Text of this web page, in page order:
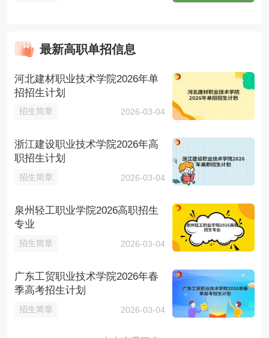
最新高职单招信息
河北建材职业技术学院2026年单
招招生计划
招生简章 2026-03-04
浙江建设职业技术学院2026年高
职招生计划
招生简章 2026-03-04
泉州轻工职业学院2026高职招生
专业
招生简章 2026-03-04
广东工贸职业技术学院2026年春
季高考招生计划
招生简章 2026-03-04